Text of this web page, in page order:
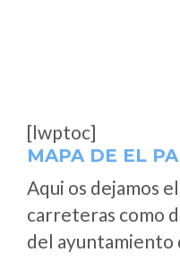
[lwptoc]
MAPA DE EL
Aqui os dejamos
carreteras como
del ayuntamiento